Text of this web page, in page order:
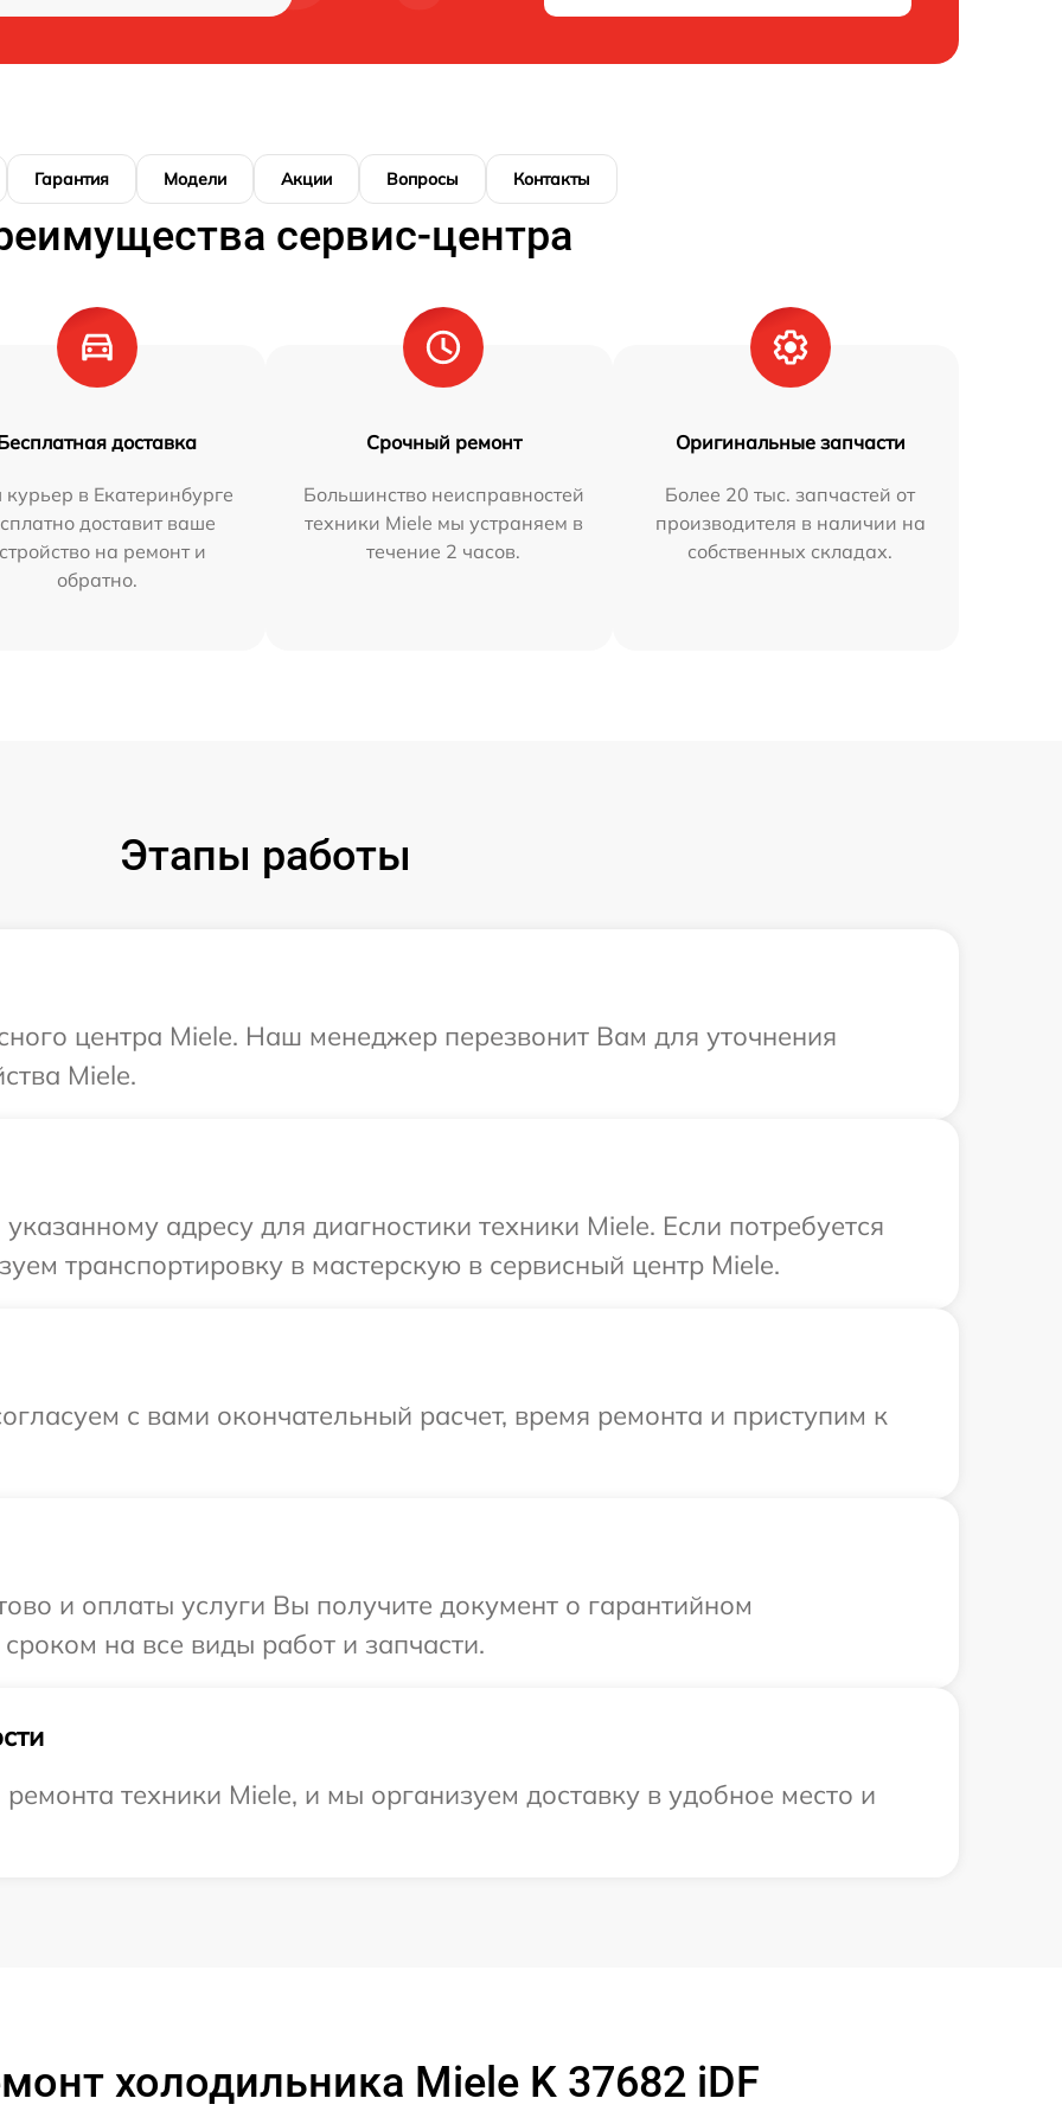
Гарантия Модели Акции Вопросы Контакты
сервис-центра
доставка
в Екатеринбурге
доставит ваше
на ремонт и
обратно.
Срочный ремонт
Большинство неисправностей
техники Miele мы устраняем в
течение 2 часов.
Оригинальные запчасти
Более 20 тыс. запчастей от
производителя в наличии на
собственных складах.
Этапы работы
центра Miele. Наш менеджер перезвонит Вам для уточнения
Miele.
адресу для диагностики техники Miele. Если потребуется
транспортировку в мастерскую в сервисный центр Miele.
с вами окончательный расчет, время ремонта и приступим к
и оплаты услуги Вы получите документ о гарантийном
на все виды работ и запчасти.
техники Miele, и мы организуем доставку в удобное место и
холодильника Miele K 37682 iDF